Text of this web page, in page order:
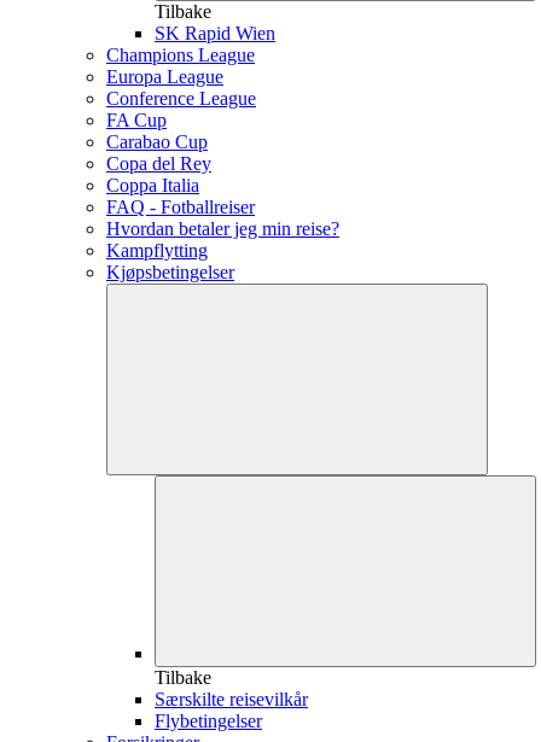
Tilbake
SK Rapid Wien
Champions League
Europa League
Conference League
FA Cup
Carabao Cup
Copa del Rey
Coppa Italia
FAQ - Fotballreiser
Hvordan betaler jeg min reise?
Kampflytting
Kjøpsbetingelser
Tilbake
Særskilte reisevilkår
Flybetingelser